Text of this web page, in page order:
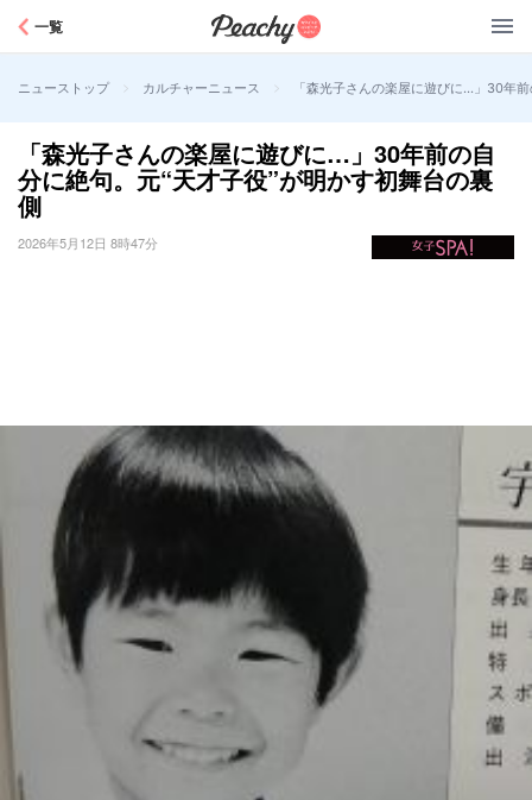
一覧
ニューストップ > カルチャーニュース > 「森光子さんの楽屋に遊びに…」30年
「森光子さんの楽屋に遊びに…」30年前の自
分に絶句。元“天才子役”が明かす初舞台の裏
側
2026年5月12日 8時47分